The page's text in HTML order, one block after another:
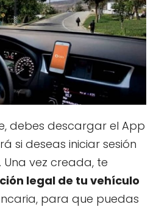
debes descargar el App
si deseas iniciar sesión
vez creada, te
legal de tu vehículo
para que puedas